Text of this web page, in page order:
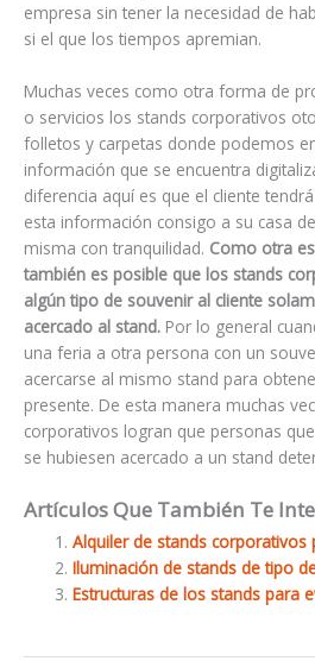
empresa sin tener la necesidad de
si el que los tiempos apremian.
Muchas veces como otra forma de
o servicios los stands corporativos
folletos y carpetas donde podemos
información que se encuentra
diferencia aquí es que el cliente
esta información consigo a su casa
misma con tranquilidad. Como otra
también es posible que los stands
algún tipo de souvenir al cliente
acercado al stand. Por lo general
una feria a otra persona con un
acercarse al mismo stand para
presente. De esta manera muchas
corporativos logran que personas
se hubiesen acercado a un stand
Artículos Que También Te
Alquiler de stands corporativos
Iluminación de stands de tipo
Estructuras de los stands para